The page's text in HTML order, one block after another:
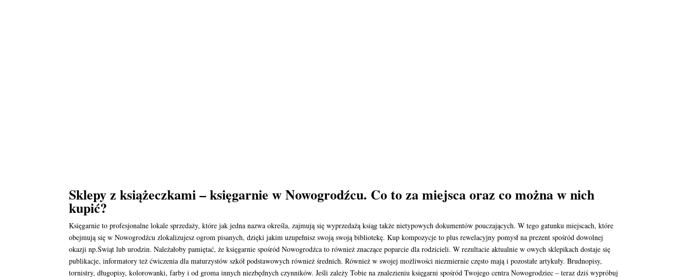
Sklepy z książeczkami – księgarnie w Nowogrodźcu. Co to za miejsca oraz co można w nich
kupić?
Księgarnie to profesjonalne lokale sprzedaży, które jak jedna nazwa określa, zajmują się wyprzedażą ksiąg także nietypowych dokumentów pouczających. W tego gatunku miejscach, które
obejmują się w Nowogrodźcu zlokalizujesz ogrom pisanych, dzięki jakim uzupełnisz swoją swoją bibliotekę. Kup kompozycje to plus rewelacyjny pomysł na prezent spośród dowolnej
okazji np.Świąt lub urodzin. Należałoby pamiętać, że księgarnie spośród Nowogrodźca to również znaczące poparcie dla rodzicieli. W rezultacie aktualnie w owych sklepikach dostaje się
publikacje, informatory też ćwiczenia dla maturzystów szkół podstawowych również średnich. Również w swojej możliwości niezmiernie często mają i pozostałe artykuły. Brudnopisy,
tornistry, długopisy, kolorowanki, farby i od groma innych niezbędnych czynników. Jeśli zależy Tobie na znalezieniu księgarni spośród Twojego centra Nowogrodziec – teraz dziś wypróbuj